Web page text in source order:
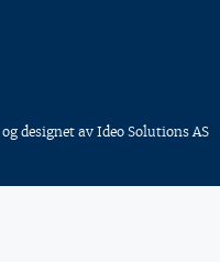
og designet av Ideo Solutions AS